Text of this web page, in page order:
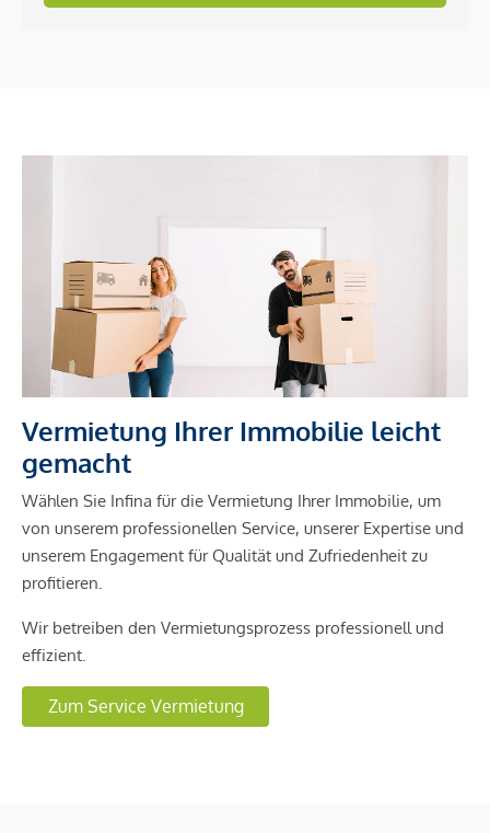
Vermietung Ihrer Immobilie leicht
gemacht
Wählen Sie Infina für die Vermietung Ihrer Immobilie, um
von unserem professionellen Service, unserer Expertise und
unserem Engagement für Qualität und Zufriedenheit zu
profitieren.
Wir betreiben den Vermietungsprozess professionell und
effizient.
Zum Service Vermietung